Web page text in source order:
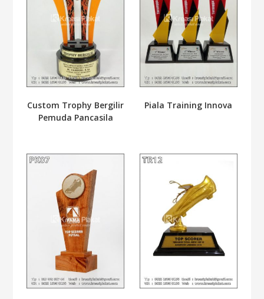
Custom Trophy Bergilir
Pemuda Pancasila
Piala Training Innova